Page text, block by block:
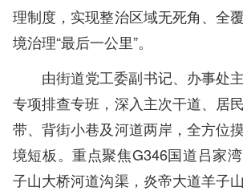
理制度，实现整治区域无死角、全
境治理“最后一公里”。
由街道党工委副书记、办事处
专项排查专班，深入主次干道、居
带、背街小巷及河道两岸，全方位
境短板。重点聚焦G346国道吕家
子山大桥河道沟渠，炎帝大道羊子